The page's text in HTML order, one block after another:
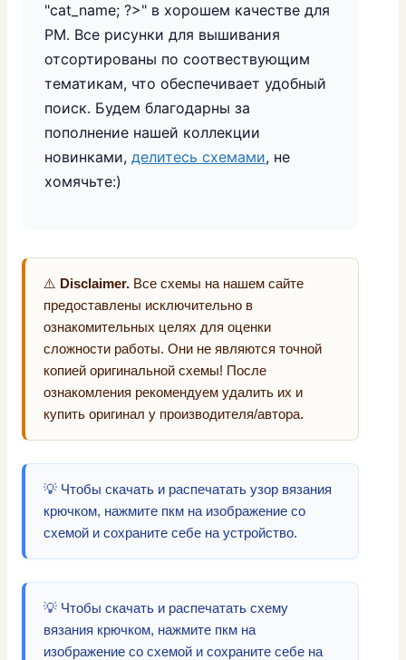
"cat_name; ?>" в хорошем качестве для
PM. Все рисунки для вышивания
отсортированы по соотвествующим
тематикам, что обеспечивает удобный
поиск. Будем благодарны за
пополнение нашей коллекции
новинками, делитесь схемами, не
хомячьте:)
⚠️ Disclaimer. Все схемы на нашем сайте
предоставлены исключительно в
ознакомительных целях для оценки
сложности работы. Они не являются точной
копией оригинальной схемы! После
ознакомления рекомендуем удалить их и
купить оригинал у производителя/автора.
💡 Чтобы скачать и распечатать узор вязания
крючком, нажмите пкм на изображение со
схемой и сохраните себе на устройство.
💡 Чтобы скачать и распечатать схему
вязания крючком, нажмите пкм на
изображение со схемой и сохраните себе на